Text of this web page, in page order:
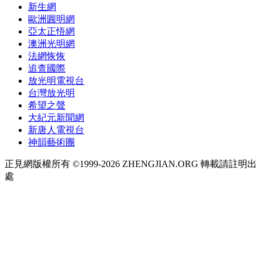
新生網
歐洲圓明網
亞太正悟網
澳洲光明網
法網恢恢
追查國際
放光明電視台
台灣放光明
希望之聲
大紀元新聞網
新唐人電視台
神韻藝術團
正見網版權所有 ©1999-2026 ZHENGJIAN.ORG 轉載請註明出
處